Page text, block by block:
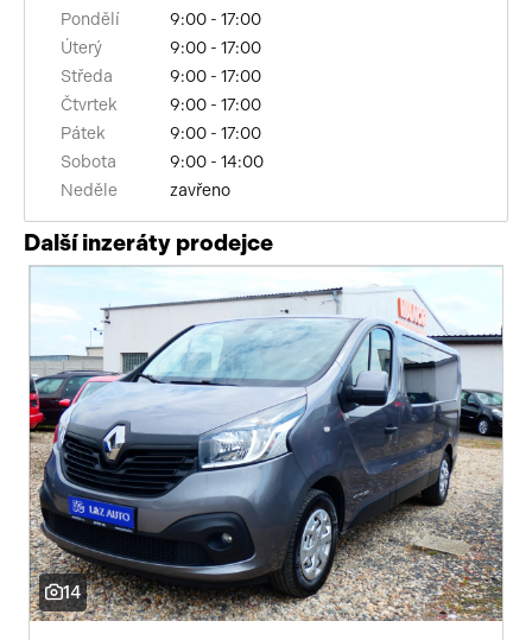
Pondělí
9:00 - 17:00
Úterý
9:00 - 17:00
Středa
9:00 - 17:00
Čtvrtek
9:00 - 17:00
Pátek
9:00 - 17:00
Sobota
9:00 - 14:00
Neděle
zavřeno
Další inzeráty prodejce
14